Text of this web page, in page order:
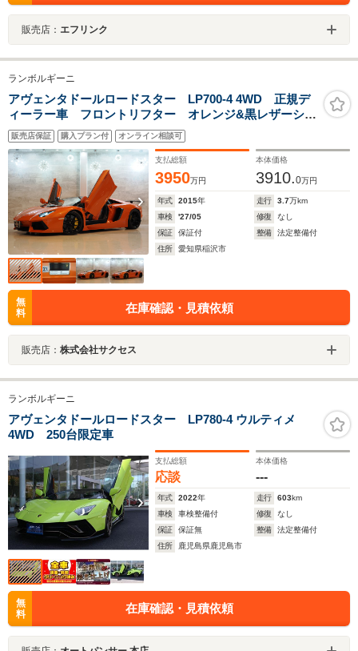
販売店： エフリンク
ランボルギーニ
アヴェンタドールロードスター LP700-4 4WD 正規デ
ィーラー車 フロントリフター オレンジ&黒レザーシー
ト(Qチトゥーラー) シートヒーター グロスブラックオ
プションホイール スタードロッパー ブランディング
パッケージ ETC 純正ナビ(Bモニター)
販売店保証 購入プラン付 オンライン相談可
支払総額
3950万円
本体価格
3910.0万円
年式 2015年 走行 3.7万km
車検
'27/05 修復
なし
保証
保証付 整備
法定整備付
住所
愛知県稲沢市
無
料
在庫確認・見積依頼
販売店： 株式会社サクセス
ランボルギーニ
アヴェンタドールロードスター LP780-4 ウルティメ
4WD 250台限定車
支払総額
応談
本体価格
---
年式 2022年 走行 603km
車検
車検整備付 修復
なし
保証
保証無 整備
法定整備付
住所
鹿児島県鹿児島市
無
料
在庫確認・見積依頼